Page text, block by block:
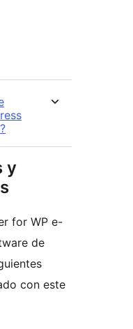
y
for WP e-
de
con este